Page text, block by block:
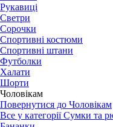
Рукавиці
Светри
Сорочки
Спортивні костюми
Спортивні штани
Футболки
Халати
Шорти
Чоловікам
Повернутися до Чоловікам
Все у категорії Сумки та